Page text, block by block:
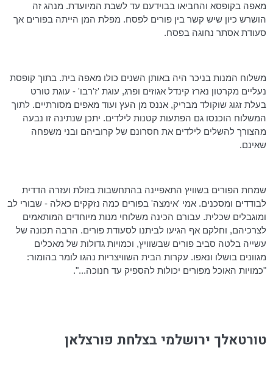
מאפה בקופסא והחביאו בבוידעם עד לשבת המיועדת. מנהג זה
הושרש כיון שיש קשר בין פורים לפסח. מפלת המן הייתה בפורים אך
סעודת אסתר נחוגה בפסח.
משלוח המנות בניכר היה באותן השנים כולו מאפה בית. בתוך קופסת
נעליים מקרטון נארז קינדל אגוזים ופרג, עוגת 'ז'רבו' - עוגת טורט
בעלת זגוג שוקולד מבריק, אננס מן העץ ועוד מאפים מסורתיים. לתוך
המשלוח הוכנסו גם הפתעות קטנות לילדים. יתכן שנתינה זו נבעה
מהצורך להשלים לילדים את חסרונם של קרוביהם ובני משפחה
שאינם.
שמחת הפורים בשוויץ התאפיינה בהתחשבות בזולת ועזרה הדדית
לבודדים ומסכנים. אמי 'אימצה' בפורים כמה נזקקים כאלה - שבורי לב
ומוגבלים שכלית. עבורם הכינה משלוחי מנות מיוחדים המותאמים
לצרכיהם, וחלקם אף הגיעו לביתנו לסעודת פורים. הרבה תכונה של
עשייה בלטה סביב פורים שבשוויץ, וכמויות גדולות של מאכלים
מגוונים בושלו ונאפו. עקרות הבית השוויצריות נהגו לומר בהומור:
"כמויות האוכל מפורים יכולות להספיק עד חנוכה...".
טורטאלך ירושלמי בצלחת פורצלאן